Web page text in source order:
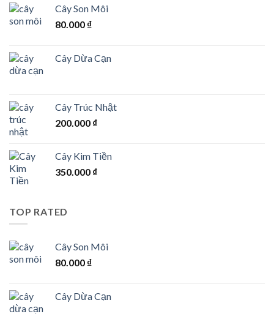
Cây Son Môi
80.000 ₫
Cây Dừa Cạn
Cây Trúc Nhật
200.000 ₫
Cây Kim Tiền
350.000 ₫
TOP RATED
Cây Son Môi
80.000 ₫
Cây Dừa Cạn